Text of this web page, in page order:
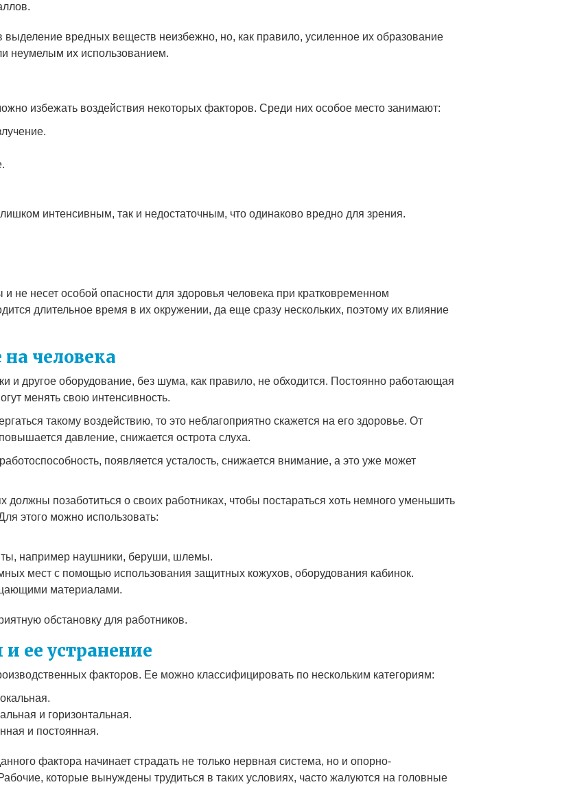
выделение вредных веществ неизбежно, но, как правило, усиленное их образование
неумелым их использованием.
избежать воздействия некоторых факторов. Среди них особое место занимают:
интенсивным, так и недостаточным, что одинаково вредно для зрения.
не несет особой опасности для здоровья человека при кратковременном
длительное время в их окружении, да еще сразу нескольких, поэтому их влияние
человека
и другое оборудование, без шума, как правило, не обходится. Постоянно работающая
менять свою интенсивность.
такому воздействию, то это неблагоприятно скажется на его здоровье. От
давление, снижается острота слуха.
появляется усталость, снижается внимание, а это уже может
должны позаботиться о своих работниках, чтобы постараться хоть немного уменьшить
этого можно использовать:
например наушники, беруши, шлемы.
мест с помощью использования защитных кожухов, оборудования кабинок.
материалами.
обстановку для работников.
ее устранение
факторов. Ее можно классифицировать по нескольким категориям:
и горизонтальная.
и постоянная.
фактора начинает страдать не только нервная система, но и опорно-
которые вынуждены трудиться в таких условиях, часто жалуются на головные